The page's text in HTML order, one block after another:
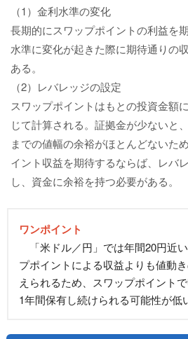
（1）金利水準の変化
長期的にスワップポイントの利益を
水準に変化が起きた際に期待通りの
ある。
（2）レバレッジの設定
スワップポイントはもとの投資金額
じて計算される。証拠金が少ないと
までの値幅の余裕がほとんどないた
イント収益を期待するならば、レバ
し、資金に余裕を持つ必要がある。
ワンポイント
「米ドル／円」では年間20円近
プポイントによる収益よりも値動
えられるため、スワップポイント
1年間保有し続けられる可能性が低